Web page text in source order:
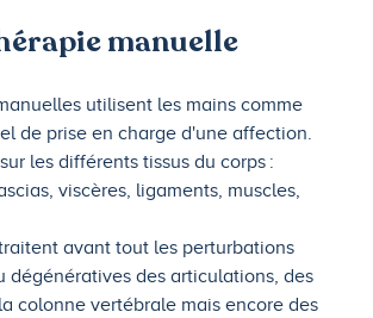
manuelle
utilisent les mains comme
de prise en charge d'une affection.
les différents tissus du corps :
viscères, ligaments, muscles,
avant tout les perturbations
dégénératives des articulations, des
colonne vertébrale mais encore des